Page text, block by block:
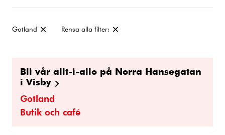
Ta
Gotland Rensa alla filter:
Bli vår allt-i-allo på Norra Hansegatan
i Visby
Gotland
Butik och café